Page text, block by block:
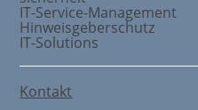
IT-Service-Management
Hinweisgeberschutz
IT-Solutions
Kontakt